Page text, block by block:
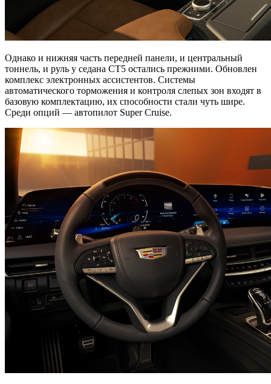
Однако и нижняя часть передней панели, и центральный
тоннель, и руль у седана CT5 остались прежними. Обновлен
комплекс электронных ассистентов. Системы
автоматического торможения и контроля слепых зон входят в
базовую комплектацию, их способности стали чуть шире.
Среди опций — автопилот Super Cruise.